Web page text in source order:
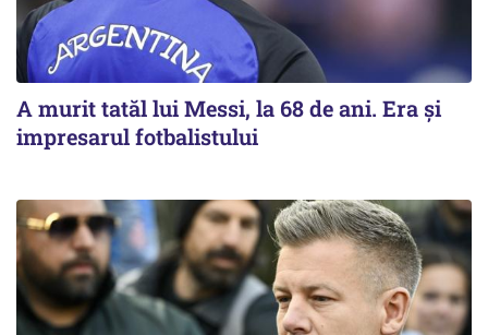
A murit tatăl lui Messi, la 68 de ani. Era și
impresarul fotbalistului